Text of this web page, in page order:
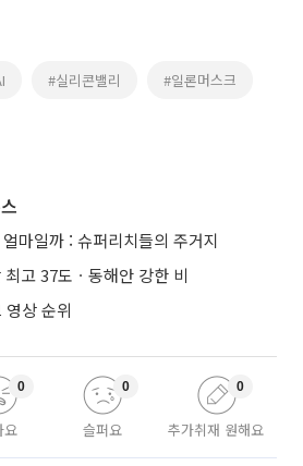
#실리콘밸리 #일론머스크
마일까 : 슈퍼리치들의 주거지
고 37도ㆍ동해안 강한 비
영상 순위
요
0
슬퍼요
0
추가취재 원해요
0